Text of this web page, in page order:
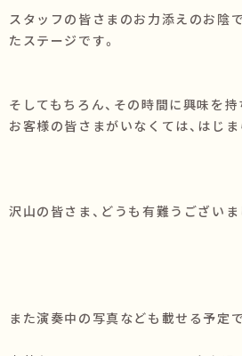
スタッフの皆さまのお力添えのお陰
たステージです。
そしてもちろん、その時間に興味を
お客様の皆さまがいなくては、はじま
沢山の皆さま、どうも有難うございま
また演奏中の写真なども載せる予定